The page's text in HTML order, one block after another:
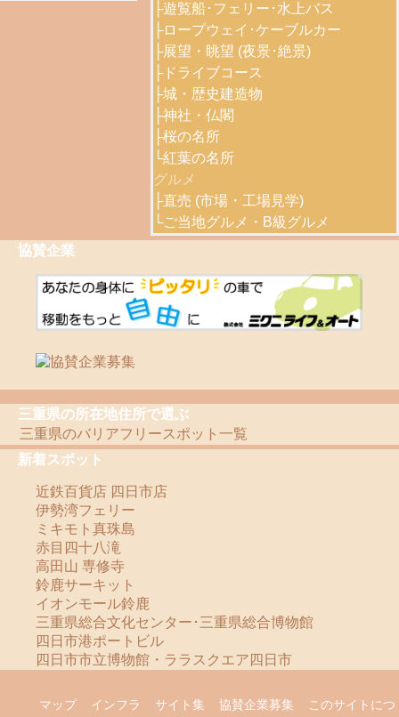
├遊覧船･フェリー･水上バス
├ロープウェイ･ケーブルカー
├展望・眺望 (夜景･絶景)
├ドライブコース
├城・歴史建造物
├神社・仏閣
├桜の名所
└紅葉の名所
グルメ
├直売 (市場・工場見学)
└ご当地グルメ・B級グルメ
協賛企業
三重県の所在地住所で選ぶ
三重県のバリアフリースポット一覧
新着スポット
近鉄百貨店 四日市店
伊勢湾フェリー
ミキモト真珠島
赤目四十八滝
高田山 専修寺
鈴鹿サーキット
イオンモール鈴鹿
三重県総合文化センター･三重県総合博物館
四日市港ポートビル
四日市市立博物館・ララスクエア四日市
マップ インフラ サイト集 協賛企業募集
このサイトにつ